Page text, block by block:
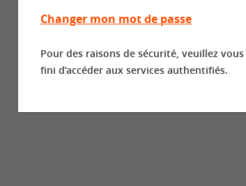
Changer mon mot de passe
Pour des raisons de sécurité, veuillez vous
fini d’accéder aux services authentifiés.